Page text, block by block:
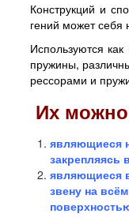
Конструкций и
гений может себя
Используются
пружины,
рессорами и
Их можно
являющиеся
закрепляясь
являющиеся
звену на